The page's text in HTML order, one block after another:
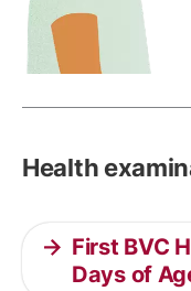
Health
First BVC
Days of